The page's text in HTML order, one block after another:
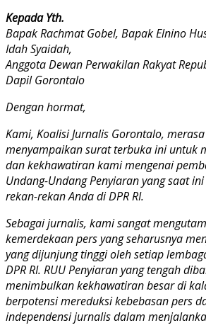
Kepada Yth.
Bapak Rachmat Gobel, Bapak Elnino
Idah Syaidah,
Anggota Dewan Perwakilan Rakyat
Dapil Gorontalo
Dengan hormat,
Kami, Koalisi Jurnalis Gorontalo,
menyampaikan surat terbuka ini untuk
dan kekhawatiran kami mengenai
Undang-Undang Penyiaran yang saat
rekan-rekan Anda di DPR RI.
Sebagai jurnalis, kami sangat
kemerdekaan pers yang seharusnya
yang dijunjung tinggi oleh setiap
DPR RI. RUU Penyiaran yang tengah
menimbulkan kekhawatiran besar di
berpotensi mereduksi kebebasan pers
independensi jurnalis dalam